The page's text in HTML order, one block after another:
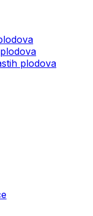
plodova